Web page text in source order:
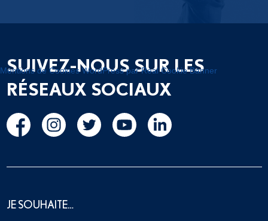
SUIVEZ-NOUS SUR LES
RÉSEAUX SOCIAUX
JE SOUHAITE…
Mentions de Cookies WordPress par Real Cookie Banner